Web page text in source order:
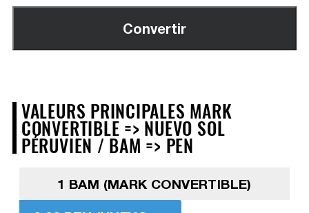
VALEURS PRINCIPALES MARK
CONVERTIBLE => NUEVO SOL
PÉRUVIEN / BAM => PEN
1 BAM (MARK CONVERTIBLE)